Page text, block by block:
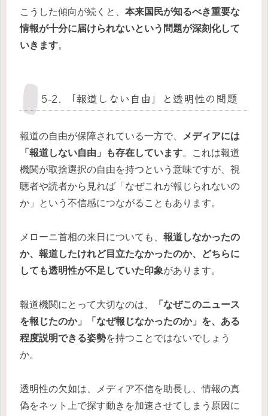
こうした傾向が続くと、 本来国民が知るべき重要な
情報が十分に届けられないという問題が深刻化して
いきます。
5-2. 「報道しない自由」と透明性の問題
報道の自由が保障されている一方で、 メディアには
「報道しない自由」も存在しています。これは報道
機関が取捨選択の自由を持つという意味ですが、視
聴者や読者から見れば「なぜこれが報じられないの
か」という不信感につながることもあります。
メローニ首相の来日についても、 報道しなかったの
か、報道したけれど目立たなかったのか、どちらに
しても透明性が不足していた印象があります。
報道機関にとって大切なのは、
「なぜこのニュース
を報じたのか」「なぜ報じなかったのか」を、ある
程度説明できる姿勢を持つことではないでしょう
か。
透明性の欠如は、メディア不信を助長し、情報の真
偽をネット上で探す動きを加速させてしまう原因に